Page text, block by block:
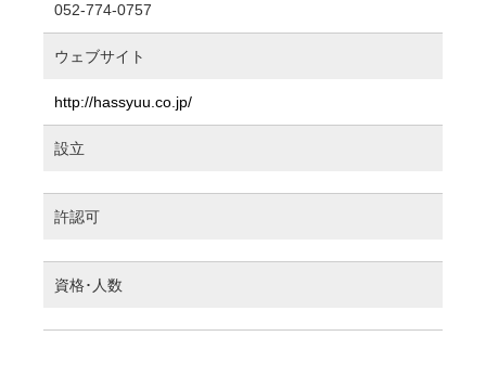
052-774-0757
ウェブサイト
http://hassyuu.co.jp/
設立
許認可
資格･人数